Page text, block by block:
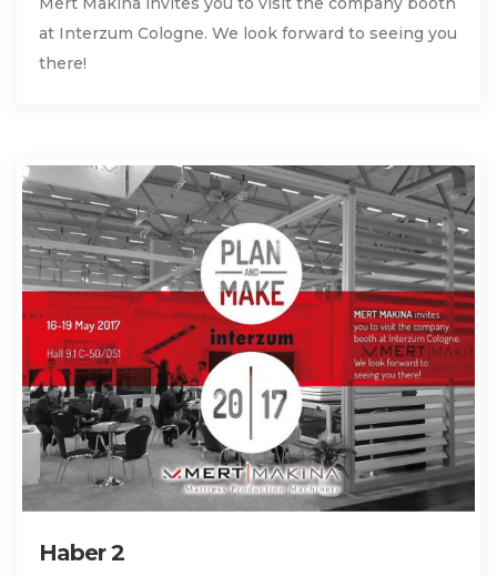
at Interzum Cologne. We look forward to seeing you
there!
Haber 2